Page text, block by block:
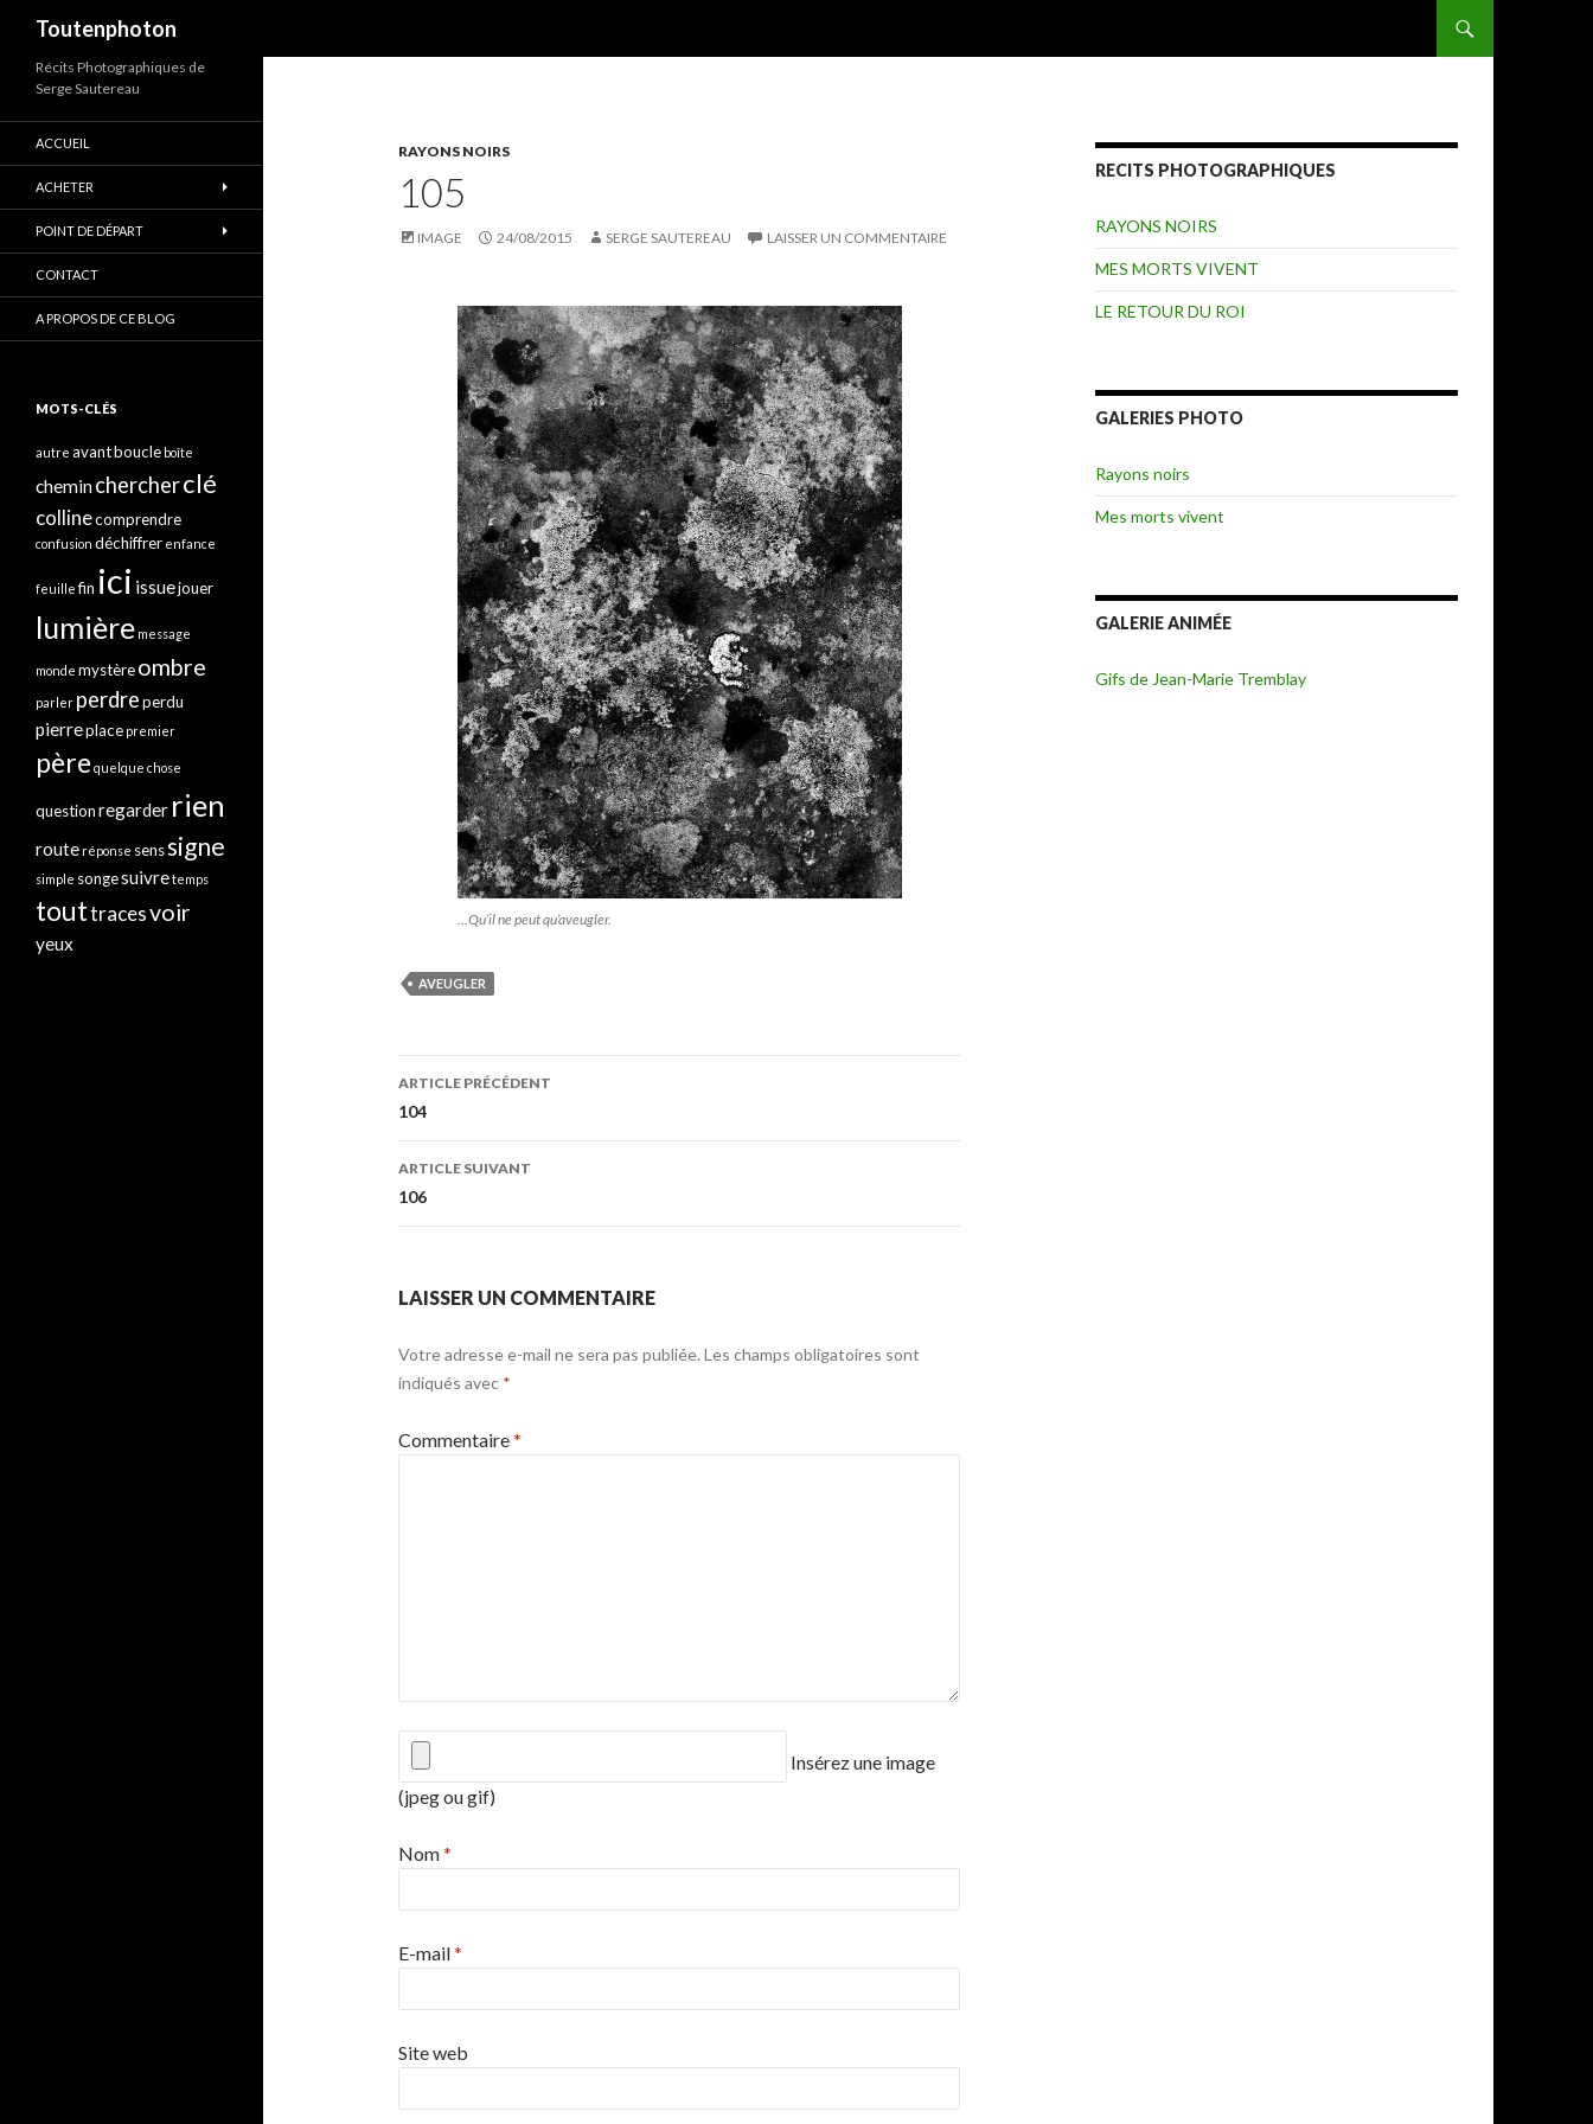
Toutenphoton
RAYONS NOIRS
105
IMAGE 24/08/2015 SERGE SAUTEREAU LAISSER UN COMMENTAIRE
…Qu’il ne peut qu’aveugler.
AVEUGLER
Navigation
des
articles
ARTICLE PRÉCÉDENT
104
ARTICLE SUIVANT
106
LAISSER UN COMMENTAIRE
Votre adresse e-mail ne sera pas publiée. Les champs obligatoires sont
indiqués avec *
Commentaire*
Insérez une image
(jpeg ou gif)
Nom*
E-mail*
Site web
RECITS PHOTOGRAPHIQUES
RAYONS NOIRS
MES MORTS VIVENT
LE RETOUR DU ROI
GALERIES PHOTO
Rayons noirs
Mes morts vivent
GALERIE ANIMÉE
Gifs de Jean-Marie Tremblay
Récits Photographiques de
Serge Sautereau
ACCUEIL
ACHETER
POINT DE DÉPART
CONTACT
A PROPOS DE CE BLOG
MOTS-CLÉS
autre avantboucle boîte
cheminchercherclé
collinecomprendre
confusion déchiffrer enfance
feuille fin ici issuejouer
lumière message
monde mystèreombre
parler perdreperdu
pierreplace premier
père quelque chose
questionregarder rien
route réponse senssigne
simple songesuivretemps
touttracesvoir
yeux